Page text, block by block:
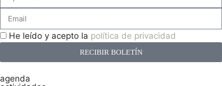
He leído y acepto la política de privacidad
RECIBIR BOLETÍN
agenda